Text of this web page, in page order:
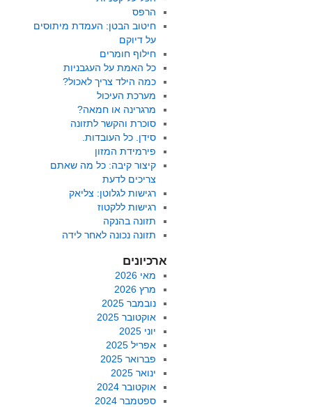
הרפס
חיטוב הבטן: העמדת מיתוסים
על דיוקם
חילוף חומרים
כל האמת על העגבניות
כמה הילד צריך לאכול?
מערכת העיכול
מרגרינה או חמאה?
סוכרת והקשר לתזונה
סידן. כל העובדות.
פירמידת המזון
קיצור קיבה: כל מה שאתם
צריכים לדעת
רגישות לגלוטן: צליאק
רגישות ללקטוז
תזונה בהנקה
תזונה נכונה לאחר לידה
ארכיונים
מאי 2026
מרץ 2026
נובמבר 2025
אוקטובר 2025
יוני 2025
אפריל 2025
פברואר 2025
ינואר 2025
אוקטובר 2024
ספטמבר 2024